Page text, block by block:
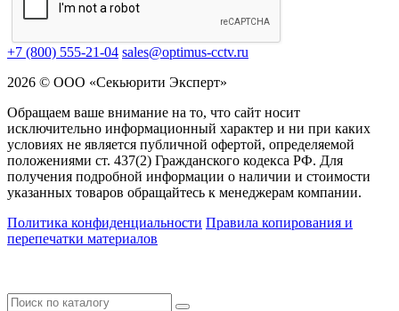
+7 (800) 555-21-04 sales@optimus-cctv.ru
2026 © ООО «Секьюрити Эксперт»
Обращаем ваше внимание на то, что сайт носит
исключительно информационный характер и ни при каких
условиях не является публичной офертой, определяемой
положениями ст. 437(2) Гражданского кодекса РФ. Для
получения подробной информации о наличии и стоимости
указанных товаров обращайтесь к менеджерам компании.
Политика конфиденциальности Правила копирования и
перепечатки материалов